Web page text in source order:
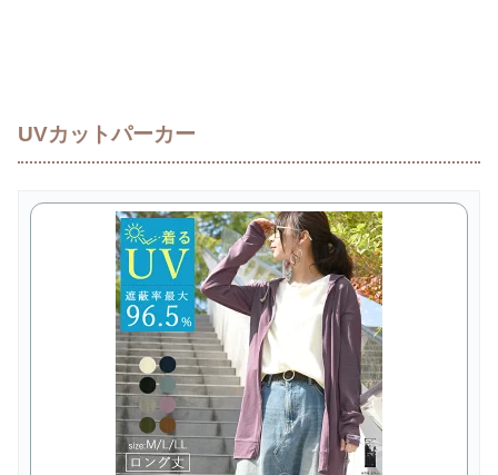
UVカットパーカー